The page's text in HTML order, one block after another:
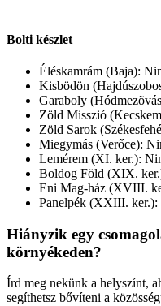
Bolti készlet
Éléskamrám (Baja):
Kisbödön
Garaboly
Zöld Misszió
Zöld Sarok
Miegymás (Verőce):
Lemérem (XI. ker.):
Boldog Föld (XIX.
Eni Mag-ház (XVIII.
Panelpék (XXIII. ker.):
Hiányzik egy
környékeden?
Írd meg nekünk a helyszínt,
segíthetsz bővíteni a